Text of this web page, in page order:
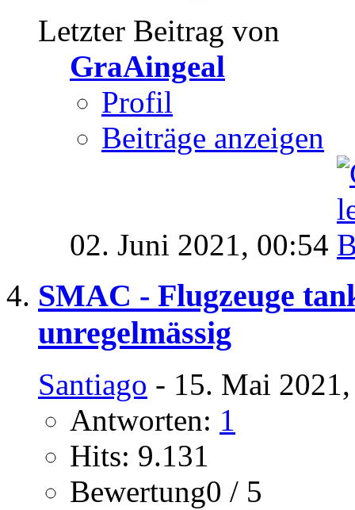
Letzter Beitrag von
GraAingeal
Profil
Beiträge anzeigen
02. Juni 2021, 00:54
SMAC - Flugzeuge
unregelmässig
Santiago - 15. Mai
Antworten: 1
Hits: 9.131
Bewertung0 / 5